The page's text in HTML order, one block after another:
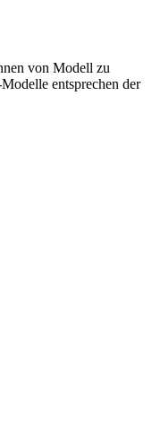
von Modell zu
entsprechen der